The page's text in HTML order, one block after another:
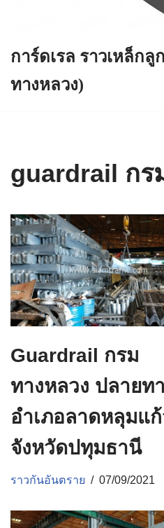
การ์ดเรล ราวเหล็ก
ทางหลวง)
guardrail กร
Guardrail กรม
ทางหลวง ปลายท
อำเภอลาดหลุมแ
จังหวัดปทุมธานี
ราวกันอันตราย 07/09/2021